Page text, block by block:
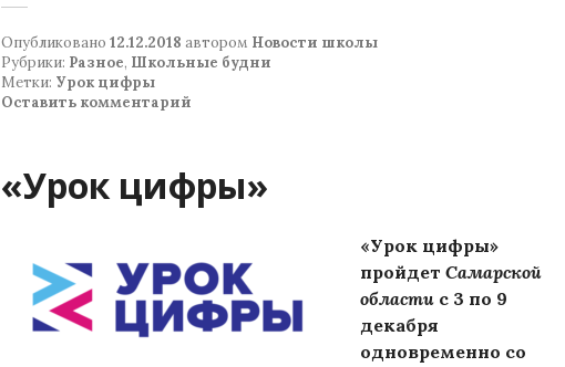
Опубликовано 12.12.2018 автором Новости школы
Рубрики: Разное, Школьные будни
Метки: Урок цифры
Оставить комментарий
«Урок цифры»
«Урок цифры»
пройдет Самарской
области с 3 по 9
декабря
одновременно со